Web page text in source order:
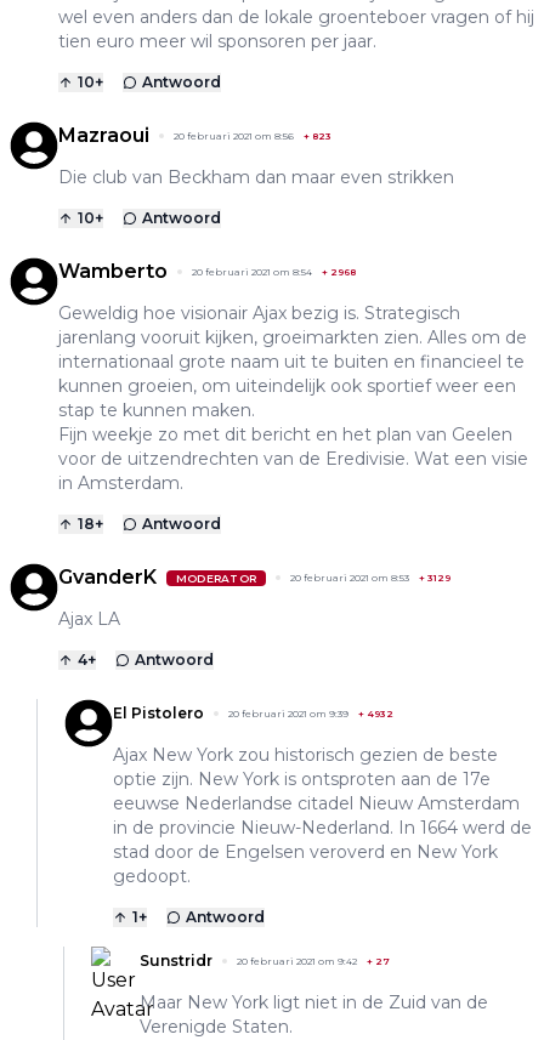
wel even anders dan de lokale groenteboer vragen of hij
tien euro meer wil sponsoren per jaar.
10+ Antwoord
Mazraoui 20 februari 2021 om 8:56 + 823
Die club van Beckham dan maar even strikken
10+ Antwoord
Wamberto 20 februari 2021 om 8:54 + 2968
Geweldig hoe visionair Ajax bezig is. Strategisch
jarenlang vooruit kijken, groeimarkten zien. Alles om de
internationaal grote naam uit te buiten en financieel te
kunnen groeien, om uiteindelijk ook sportief weer een
stap te kunnen maken.
Fijn weekje zo met dit bericht en het plan van Geelen
voor de uitzendrechten van de Eredivisie. Wat een visie
in Amsterdam.
18+ Antwoord
GvanderK MODERATOR 20 februari 2021 om 8:53 +3129
Ajax LA
4+ Antwoord
El Pistolero 20 februari 2021 om 9:39 + 4932
Ajax New York zou historisch gezien de beste
optie zijn. New York is ontsproten aan de 17e
eeuwse Nederlandse citadel Nieuw Amsterdam
in de provincie Nieuw-Nederland. In 1664 werd de
stad door de Engelsen veroverd en New York
gedoopt.
1+ Antwoord
Sunstridr 20 februari 2021 om 9:42 + 27
Maar New York ligt niet in de Zuid van de
Verenigde Staten.